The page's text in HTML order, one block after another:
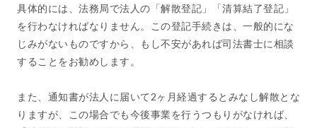
具体的には、法務局で法人の「解散登記」「清算結了登記」
を行わなければなりません。この登記手続きは、一般的にな
じみがないものですから、もし不安があれば司法書士に相談
することをお勧めします。
また、通知書が法人に届いて2ヶ月経過するとみなし解散とな
りますが、この場合でも今後事業を行うつもりがなければ、